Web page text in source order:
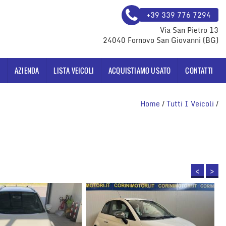
+39 339 776 7294
Via San Pietro 13
24040 Fornovo San Giovanni (BG)
AZIENDA LISTA VEICOLI ACQUISTIAMO USATO CONTATTI
Home /Tutti I Veicoli /
< >